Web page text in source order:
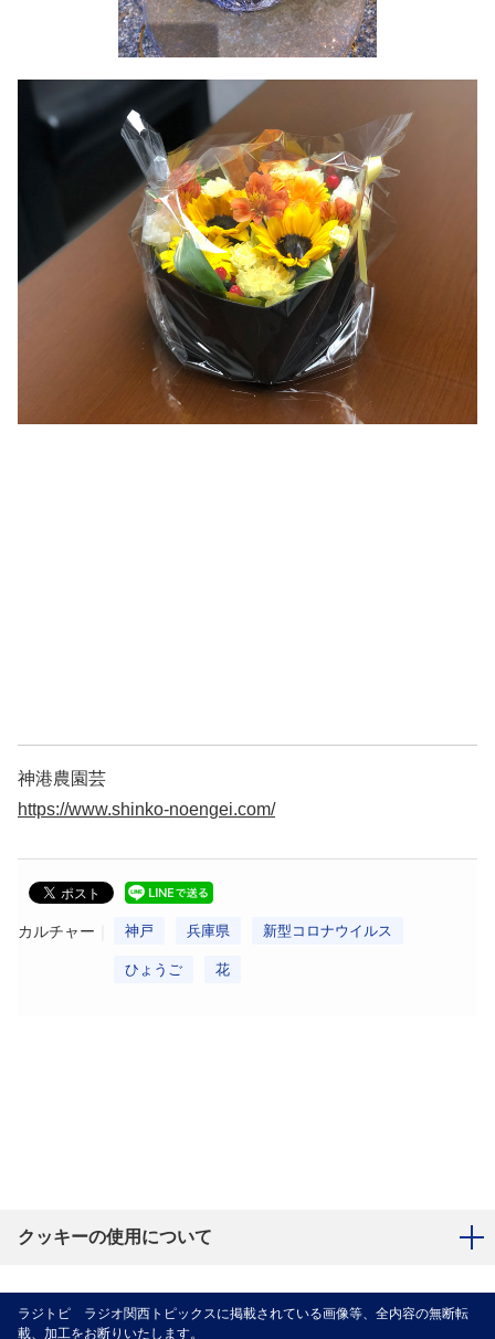
神港農園芸
https://www.shinko-noengei.com/
カルチャー 神戸 兵庫県 新型コロナウイルス
ひょうご 花
クッキーの使用について
ラジトピ ラジオ関西トピックスに掲載されている画像等、全内容の無断転
載、加工をお断りいたします。